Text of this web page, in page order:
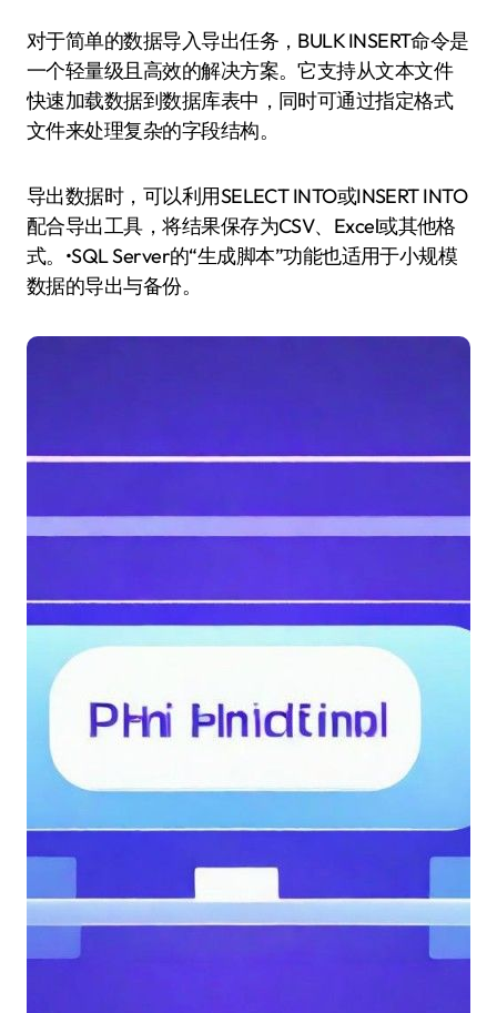
对于简单的数据导入导出任务，BULK INSERT命令是
一个轻量级且高效的解决方案。它支持从文本文件
快速加载数据到数据库表中，同时可通过指定格式
文件来处理复杂的字段结构。
导出数据时，可以利用SELECT INTO或INSERT INTO
配合导出工具，将结果保存为CSV、Excel或其他格
式。•SQL Server的“生成脚本”功能也适用于小规模
数据的导出与备份。